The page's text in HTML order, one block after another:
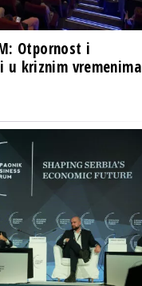
Otpornost i
u kriznim vremenima